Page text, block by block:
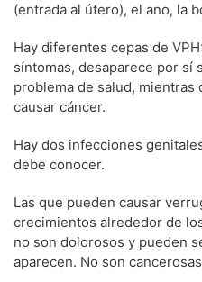
(entrada al útero), el ano, la
Hay diferentes cepas de
síntomas, desaparece por sí
problema de salud, mientras
causar cáncer.
Hay dos infecciones
debe conocer.
Las que pueden causar
crecimientos alrededor de
no son dolorosos y pueden
aparecen. No son